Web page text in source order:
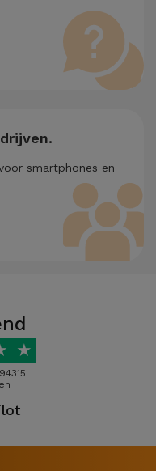
smartphones en
★